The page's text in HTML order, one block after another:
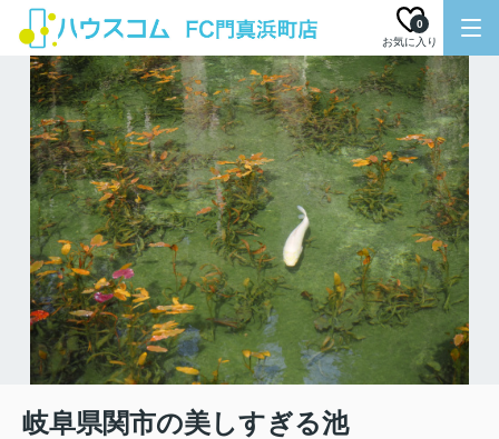
お気に入り
0
岐阜県関市の美しすぎる池